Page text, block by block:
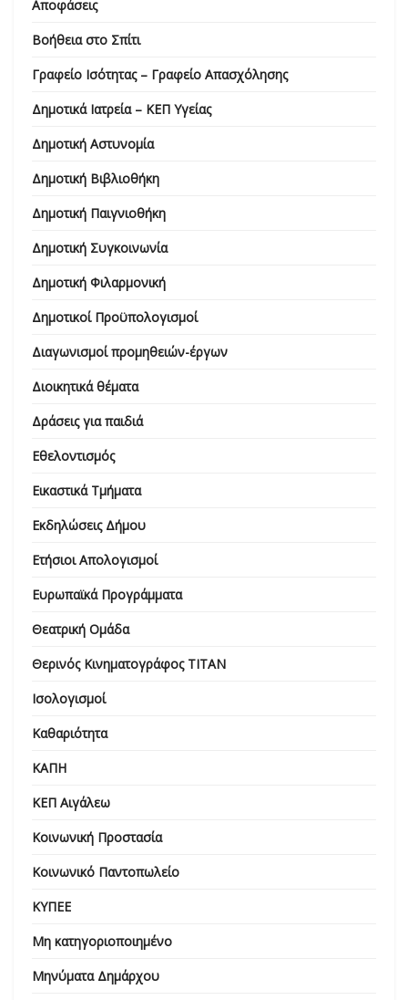
Αποφάσεις
Βοήθεια στο Σπίτι
Γραφείο Ισότητας – Γραφείο Απασχόλησης
Δημοτικά Ιατρεία – ΚΕΠ Υγείας
Δημοτική Αστυνομία
Δημοτική Βιβλιοθήκη
Δημοτική Παιγνιοθήκη
Δημοτική Συγκοινωνία
Δημοτική Φιλαρμονική
Δημοτικοί Προϋπολογισμοί
Διαγωνισμοί προμηθειών-έργων
Διοικητικά θέματα
Δράσεις για παιδιά
Εθελοντισμός
Εικαστικά Τμήματα
Εκδηλώσεις Δήμου
Ετήσιοι Απολογισμοί
Ευρωπαϊκά Προγράμματα
Θεατρική Ομάδα
Θερινός Κινηματογράφος ΤΙΤΑΝ
Ισολογισμοί
Καθαριότητα
ΚΑΠΗ
ΚΕΠ Αιγάλεω
Κοινωνική Προστασία
Κοινωνικό Παντοπωλείο
ΚΥΠΕΕ
Μη κατηγοριοποιημένο
Μηνύματα Δημάρχου